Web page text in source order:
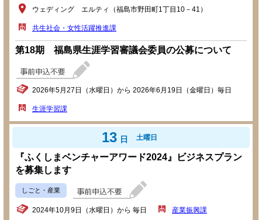
ウェディング エルティ（福島市野田町1丁目10－41）
共生社会・女性活躍推進課
第18期 福島県生涯学習審議会委員の公募について
2026年5月27日（水曜日）から 2026年6月19日（金曜日）毎日
生涯学習課
13 日 土曜日
『ふくしまベンチャーアワード2024』ビジネスプラン
を募集します
しごと・産業
2024年10月9日（水曜日）から 毎日 産業振興課